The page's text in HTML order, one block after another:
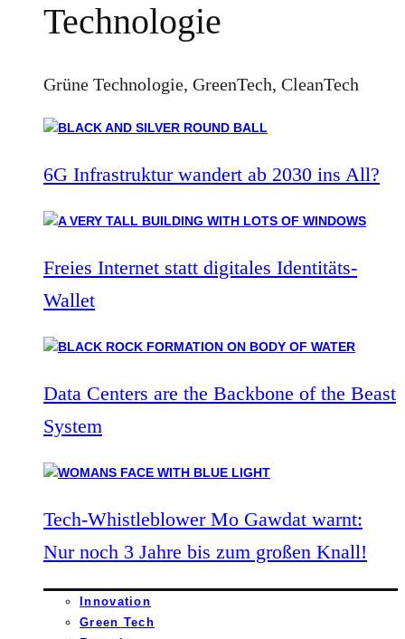
Technologie
Grüne Technologie, GreenTech, CleanTech
6G Infrastruktur wandert ab 2030 ins All?
Freies Internet statt digitales Identitäts-
Wallet
Data Centers are the Backbone of the Beast
System
Tech-Whistleblower Mo Gawdat warnt:
Nur noch 3 Jahre bis zum großen Knall!
Innovation
Green Tech